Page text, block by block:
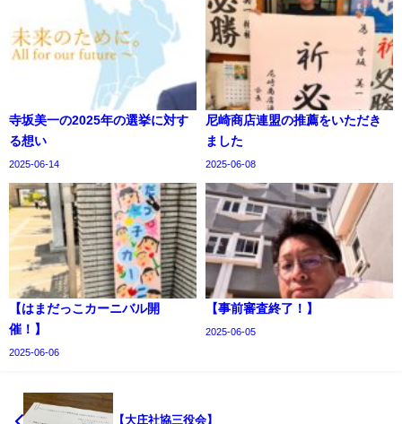
寺坂美一の2025年の選挙に対す
る想い
2025-06-14
尼崎商店連盟の推薦をいただき
ました
2025-06-08
【はまだっこカーニバル開
催！】
2025-06-06
【事前審査終了！】
2025-06-05
【大庄社協三役会】